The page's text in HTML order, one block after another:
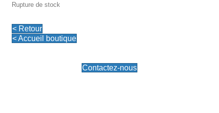
Rupture de stock
< Retour
< Accueil boutique
Contactez-nous